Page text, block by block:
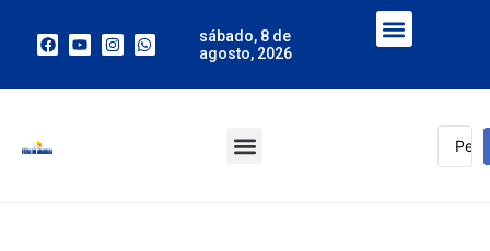
sábado, 8 de
agosto, 2026